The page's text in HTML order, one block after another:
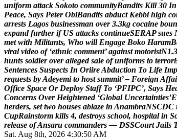
uniform attack Sokoto communityBandits Kill 30 In
Peace, Says Peter ObiBandits abduct Kebbi high co
arrests Lagos businessman over 3.3kg cocaine boun
expand further if US attacks continueSERAP sues
met with Militants, Who will Engage Boko HaramB
viral video of ‘ethnic comment’ against motoristN1.3
hunts soldier over alleged sale of uniforms to terrori
Sentences Suspects In OriireAbduction To Life Imp
requests byAdeyemi to host summit’ – Foreign Affai
Office Space Or Deploy Staff To ‘PFIPC’, Says He
Concerns Over Heightened ‘Global Uncertainties’E
herders, set two houses ablaze in AnambraNSCDC
CupRainstorm kills 4, destroys school, hospital in S
release ofAnsaru commanders — DSSCourt Jails
Sat. Aug 8th, 2026 4:30:51 AM